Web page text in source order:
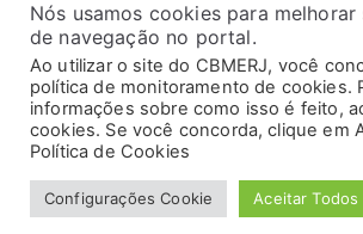
© 2024 Corpo de Bombeiros Militar do
Janeiro. Todos os Direitos Reservados.
Nós usamos cookies para melhorar
de navegação no portal.
Ao utilizar o site do CBMERJ, você
política de monitoramento de cookies.
informações sobre como isso é feito,
cookies. Se você concorda, clique em
Política de Cookies
Configurações Cookie Aceitar Todos